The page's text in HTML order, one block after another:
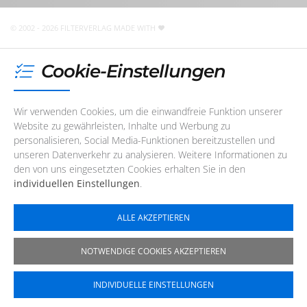
© 2002 - 2026 FILTERVERLAG MADE WITH
Cookie-Einstellungen
Wir verwenden Cookies, um die einwandfreie Funktion unserer
Website zu gewährleisten, Inhalte und Werbung zu
personalisieren, Social Media-Funktionen bereitzustellen und
unseren Datenverkehr zu analysieren. Weitere Informationen zu
den von uns eingesetzten Cookies erhalten Sie in den
individuellen Einstellungen.
ALLE AKZEPTIEREN
NOTWENDIGE COOKIES AKZEPTIEREN
INDIVIDUELLE EINSTELLUNGEN